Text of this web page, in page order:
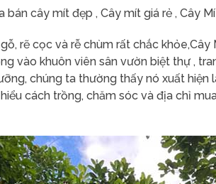
bán cây mít đẹp , Cây mít giá rẻ , Cây
rẽ cọc và rễ chùm rất chắc
vào khuôn viên sân vườn biệt thự ,
chúng ta thường thấy nó xuất hiện
cách trồng, chăm sóc và địa chỉ